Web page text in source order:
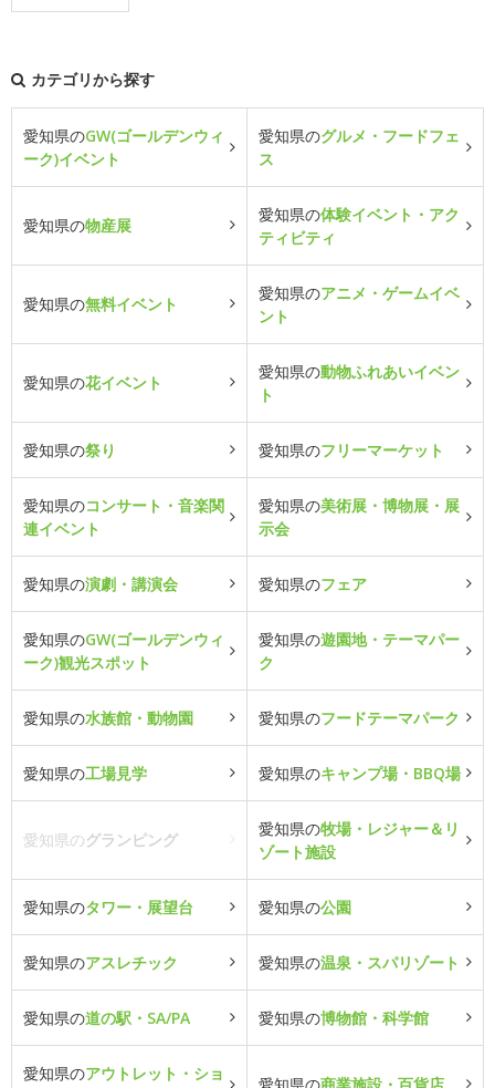
カテゴリから探す
愛知県のGW(ゴールデンウィ
ーク)イベント
愛知県のグルメ・フードフェ
ス
愛知県の物産展
愛知県の体験イベント・アク
ティビティ
愛知県の無料イベント
愛知県のアニメ・ゲームイベ
ント
愛知県の花イベント
愛知県の動物ふれあいイベン
ト
愛知県の祭り 愛知県のフリーマーケット
愛知県のコンサート・音楽関
連イベント
愛知県の美術展・博物展・展
示会
愛知県の演劇・講演会 愛知県のフェア
愛知県のGW(ゴールデンウィ
ーク)観光スポット
愛知県の遊園地・テーマパー
ク
愛知県の水族館・動物園 愛知県のフードテーマパーク
愛知県の工場見学 愛知県のキャンプ場・BBQ場
愛知県のグランピング
愛知県の牧場・レジャー＆リ
ゾート施設
愛知県のタワー・展望台 愛知県の公園
愛知県のアスレチック 愛知県の温泉・スパリゾート
愛知県の道の駅・SA/PA 愛知県の博物館・科学館
愛知県のアウトレット・ショ
愛知県の商業施設・百貨店